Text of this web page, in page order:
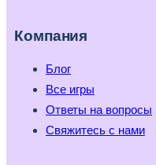
Компания
Блог
Все игры
Ответы на вопросы
Свяжитесь с нами